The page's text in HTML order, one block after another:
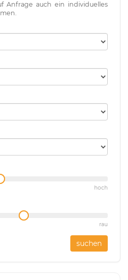
Anfrage auch ein individuelles
hoch
rau
suchen